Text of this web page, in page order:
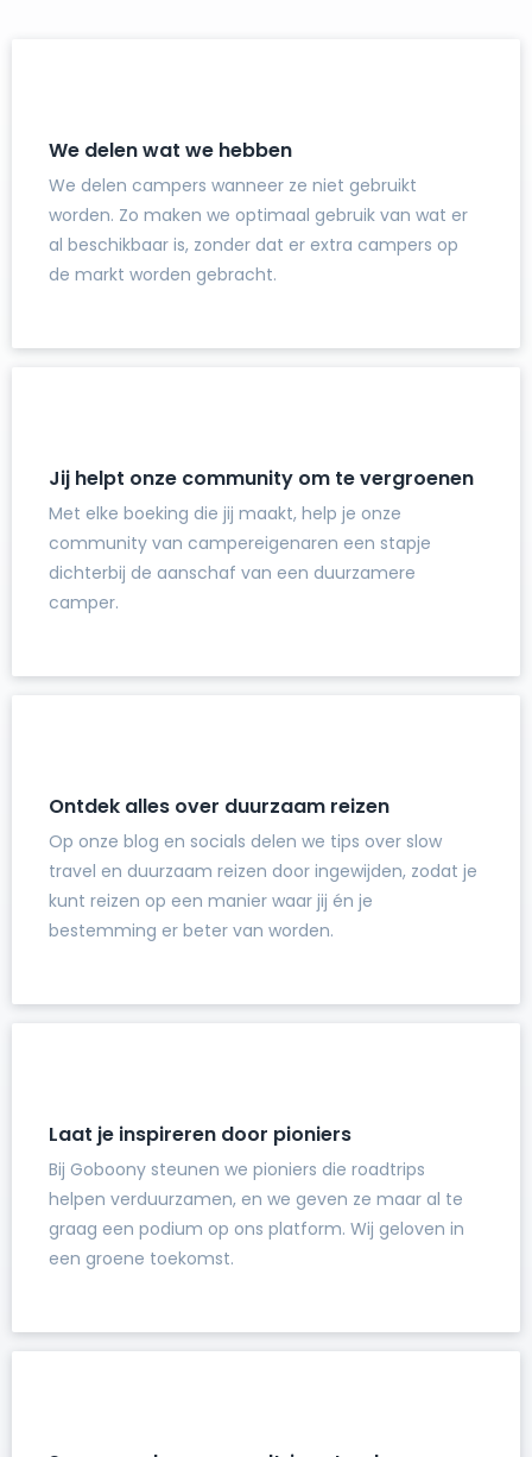
We delen wat we hebben
We delen campers wanneer ze niet gebruikt
worden. Zo maken we optimaal gebruik van wat er
al beschikbaar is, zonder dat er extra campers op
de markt worden gebracht.
Jij helpt onze community om te vergroenen
Met elke boeking die jij maakt, help je onze
community van campereigenaren een stapje
dichterbij de aanschaf van een duurzamere
camper.
Ontdek alles over duurzaam reizen
Op onze blog en socials delen we tips over slow
travel en duurzaam reizen door ingewijden, zodat je
kunt reizen op een manier waar jij én je
bestemming er beter van worden.
Laat je inspireren door pioniers
Bij Goboony steunen we pioniers die roadtrips
helpen verduurzamen, en we geven ze maar al te
graag een podium op ons platform. Wij geloven in
een groene toekomst.